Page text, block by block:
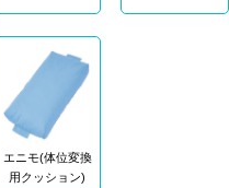
エニモ(体位変換
用クッション)